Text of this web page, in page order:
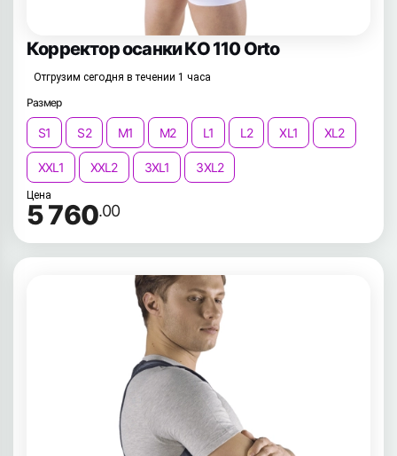
Корректор осанки КО 110 Orto
Отгрузим сегодня в течении 1 часа
Размер
S1 S2 M1 M2 L1 L2 XL1 XL2
XXL1 XXL2 3XL1 3XL2
Цена
5 760.00